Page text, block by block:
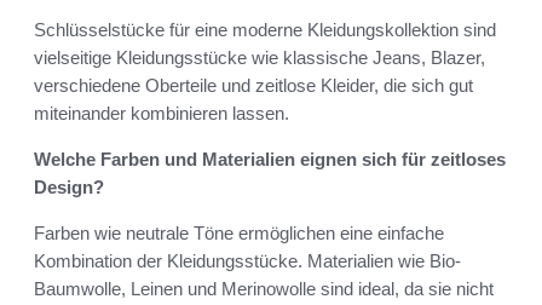
Schlüsselstücke für eine moderne Kleidungskollektion sind
vielseitige Kleidungsstücke wie klassische Jeans, Blazer,
verschiedene Oberteile und zeitlose Kleider, die sich gut
miteinander kombinieren lassen.
Welche Farben und Materialien eignen sich für zeitloses
Design?
Farben wie neutrale Töne ermöglichen eine einfache
Kombination der Kleidungsstücke. Materialien wie Bio-
Baumwolle, Leinen und Merinowolle sind ideal, da sie nicht